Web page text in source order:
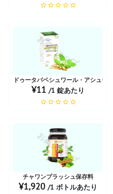
お薬ショップ
ドゥータパペシュワール・アシュヴ
¥11 /1 錠あたり
お薬ショップ
チャワンプラッシュ保存料
¥1,920 /1 ボトルあたり